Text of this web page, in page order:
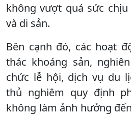
không vượt quá sức
và di sản.
Bên cạnh đó, các hoạt
thác khoáng sản,
chức lễ hội, dịch vụ du
thủ nghiêm quy định
không làm ảnh hưởng